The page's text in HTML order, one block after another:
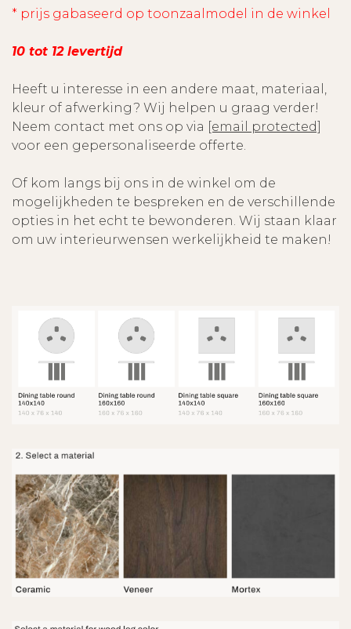
* prijs gabaseerd op toonzaalmodel in de winkel
10 tot 12 levertijd
Heeft u interesse in een andere maat, materiaal,
kleur of afwerking? Wij helpen u graag verder!
Neem contact met ons op via [email protected]
voor een gepersonaliseerde offerte.
Of kom langs bij ons in de winkel om de
mogelijkheden te bespreken en de verschillende
opties in het echt te bewonderen. Wij staan klaar
om uw interieurwensen werkelijkheid te maken!